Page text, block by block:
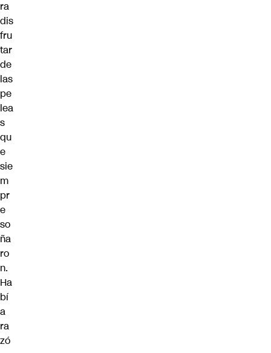
ra
dis
fru
tar
de
las
pe
lea
s
qu
e
sie
m
pr
e
so
ña
ro
n.
Ha
bí
a
ra
zó